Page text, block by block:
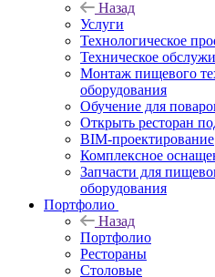
Назад
Услуги
Технологическое
Техническое
Монтаж пищевого
оборудования
Обучение для
Открыть ресторан
BIM-проектирование
Комплексное
Запчасти для
оборудования
Портфолио
Назад
Портфолио
Рестораны
Столовые